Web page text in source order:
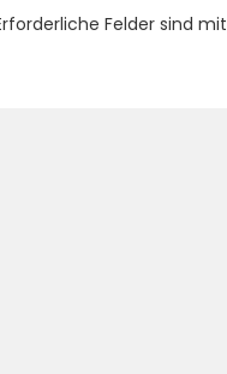
Felder sind mit